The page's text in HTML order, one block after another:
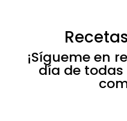
¡Sígueme en
día de